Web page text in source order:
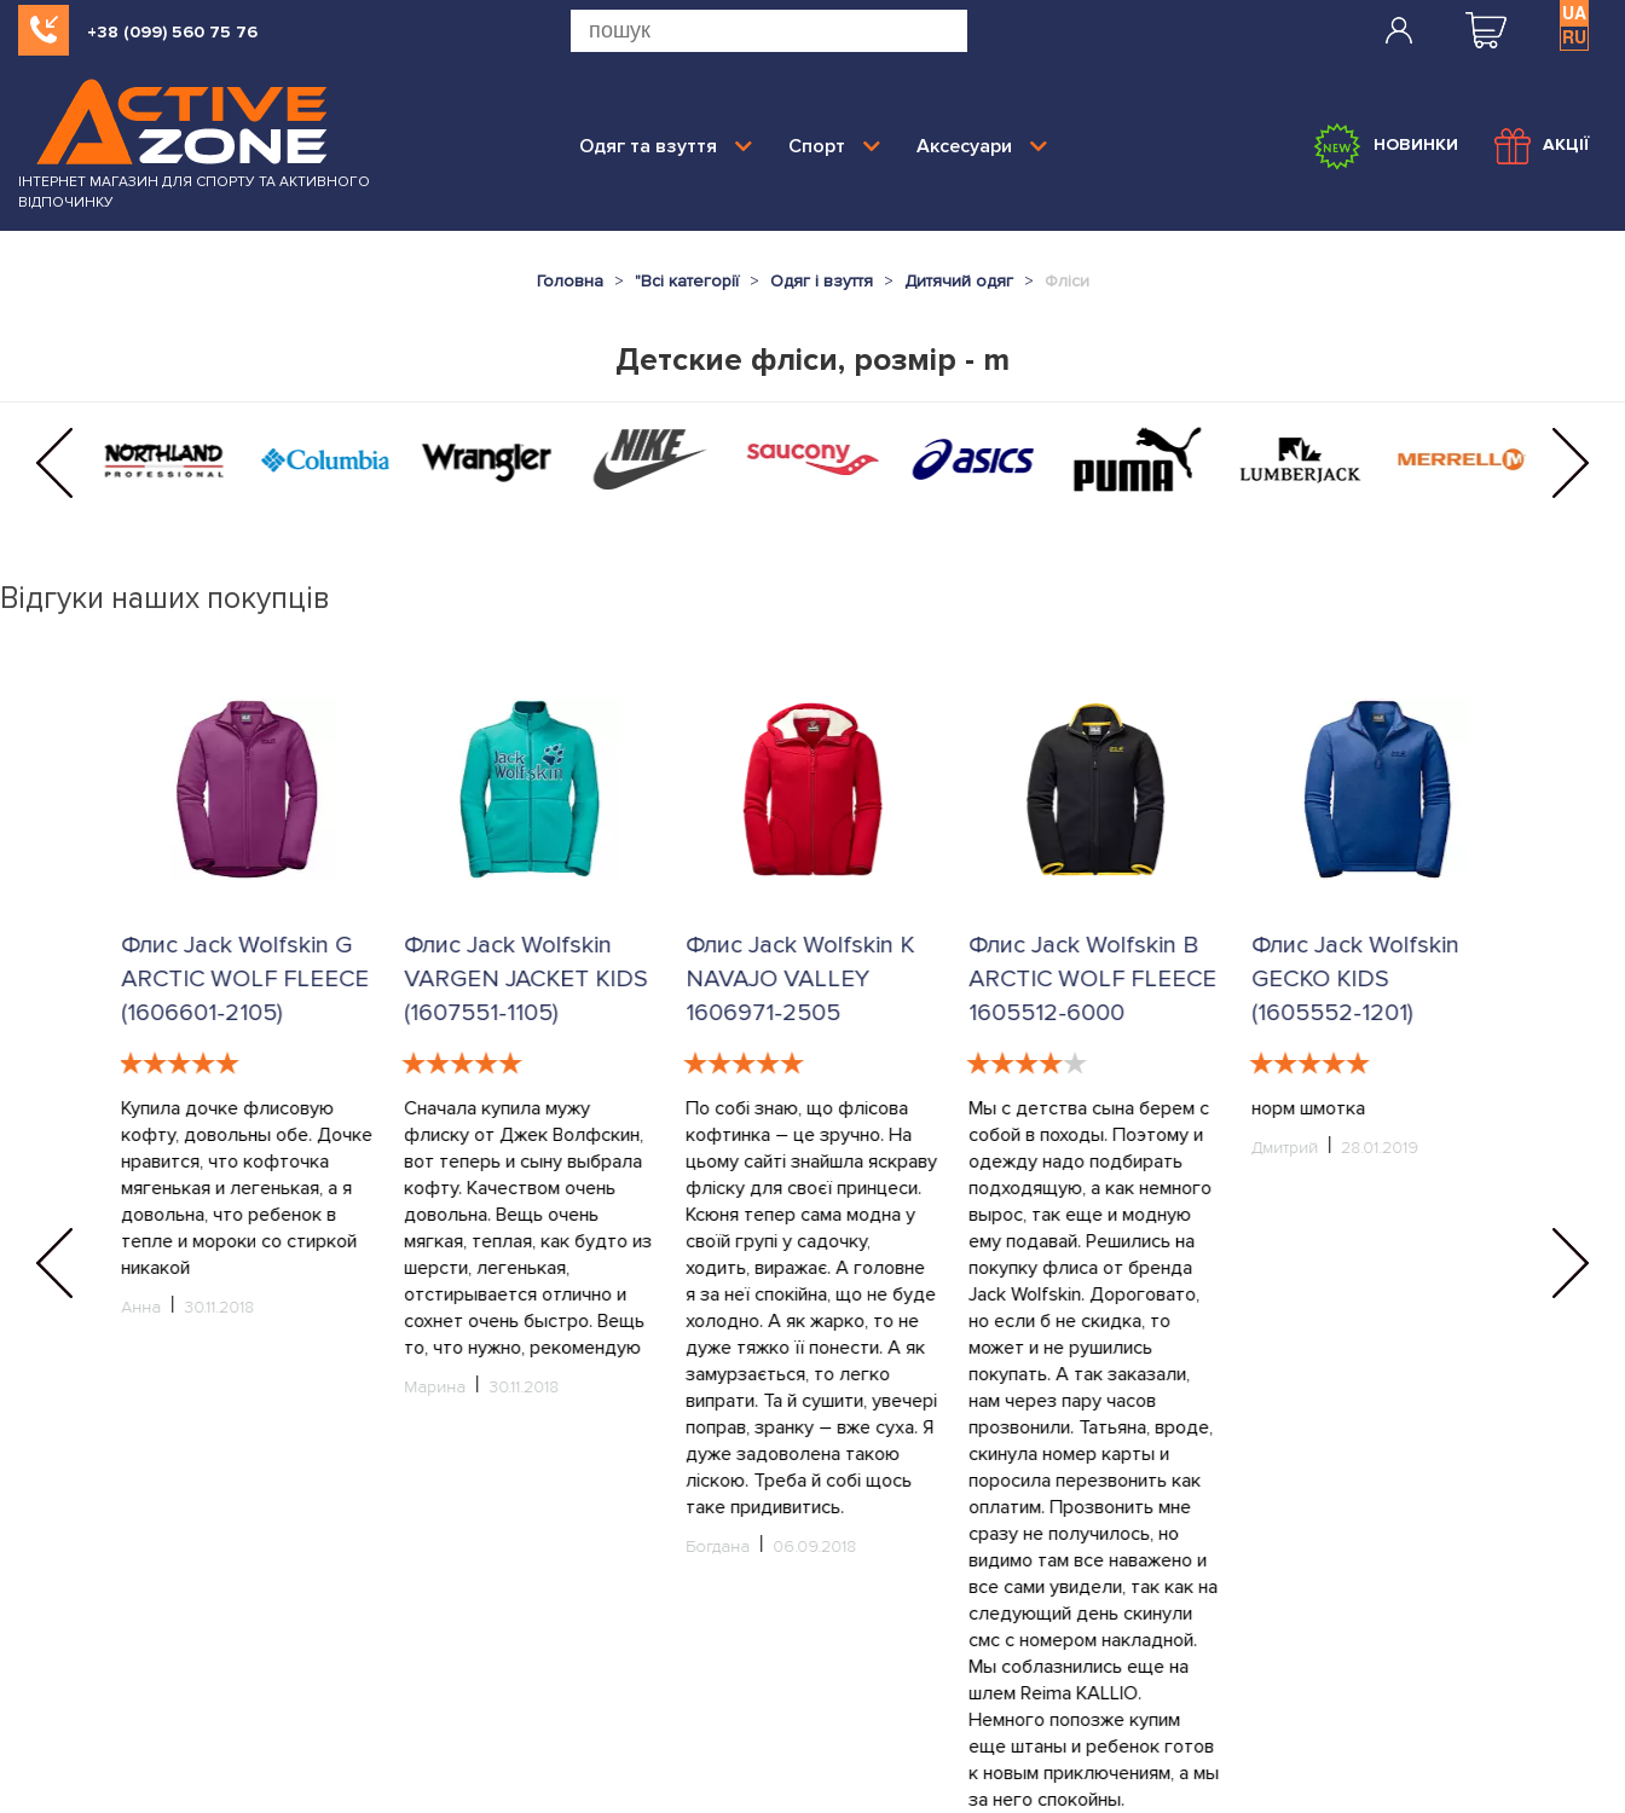
+38 (099) 560 75 76
UA
RU
ІНТЕРНЕТ МАГАЗИН ДЛЯ СПОРТУ ТА АКТИВНОГО
ВІДПОЧИНКУ
Одяг та взуття Спорт Аксесуари НОВИНКИ АКЦІЇ
Головна "Всі категорії Одяг і взуття Дитячий одяг Фліси
Детские фліси, розмір - m
Відгуки наших покупців
Флис Jack Wolfskin G
ARCTIC WOLF FLEECE
(1606601-2105)
Купила дочке флисовую
кофту, довольны обе. Дочке
нравится, что кофточка
мягенькая и легенькая, а я
довольна, что ребенок в
тепле и мороки со стиркой
никакой
Анна 30.11.2018
Флис Jack Wolfskin
VARGEN JACKET KIDS
(1607551-1105)
Сначала купила мужу
флиску от Джек Волфскин,
вот теперь и сыну выбрала
кофту. Качеством очень
довольна. Вещь очень
мягкая, теплая, как будто из
шерсти, легенькая,
отстирывается отлично и
сохнет очень быстро. Вещь
то, что нужно, рекомендую
Марина 30.11.2018
Флис Jack Wolfskin K
NAVAJO VALLEY
1606971-2505
По собі знаю, що флісова
кофтинка – це зручно. На
цьому сайті знайшла яскраву
фліску для своєї принцеси.
Ксюня тепер сама модна у
своїй групі у садочку,
ходить, виражає. А головне
я за неї спокійна, що не буде
холодно. А як жарко, то не
дуже тяжко її понести. А як
замурзається, то легко
випрати. Та й сушити, увечері
поправ, зранку – вже суха. Я
дуже задоволена такою
ліскою. Треба й собі щось
таке придивитись.
Богдана 06.09.2018
Флис Jack Wolfskin B
ARCTIC WOLF FLEECE
1605512-6000
Мы с детства сына берем с
собой в походы. Поэтому и
одежду надо подбирать
подходящую, а как немного
вырос, так еще и модную
ему подавай. Решились на
покупку флиса от бренда
Jack Wolfskin. Дороговато,
но если б не скидка, то
может и не рушились
покупать. А так заказали,
нам через пару часов
прозвонили. Татьяна, вроде,
скинула номер карты и
поросила перезвонить как
оплатим. Прозвонить мне
сразу не получилось, но
видимо там все наважено и
все сами увидели, так как на
следующий день скинули
смс с номером накладной.
Мы соблазнились еще на
шлем Reima KALLIO.
Немного попозже купим
еще штаны и ребенок готов
к новым приключениям, а мы
за него спокойны.
Флис Jack Wolfskin
GECKO KIDS
(1605552-1201)
норм шмотка
Дмитрий 28.01.2019
тепле и
никакой